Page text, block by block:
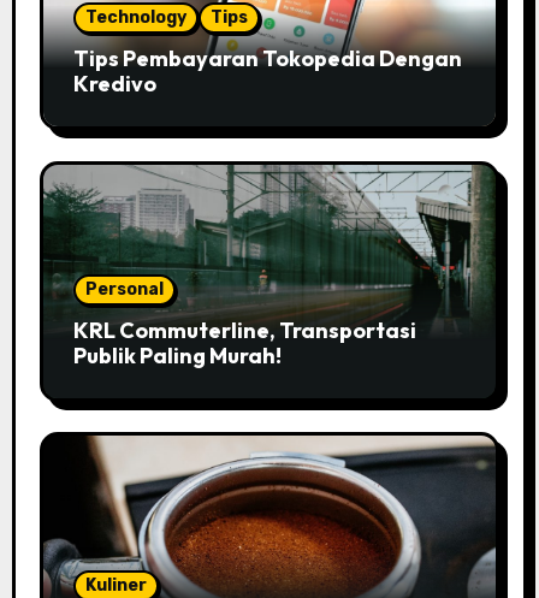
Technology Tips
Tips Pembayaran Tokopedia Dengan
Kredivo
Personal
KRL Commuterline, Transportasi
Publik Paling Murah!
Kuliner